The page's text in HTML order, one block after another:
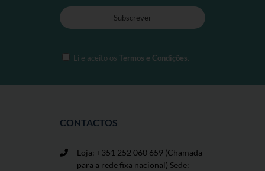
Li e aceito os Termos e Condições.
CONTACTOS
Loja: +351 252 060 659 (Chamada
para a rede fixa nacional) Sede: